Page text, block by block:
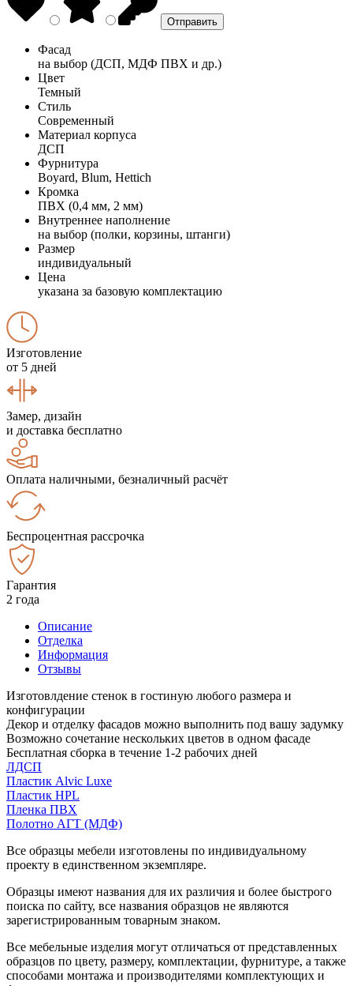
Фасад
на выбор (ДСП, МДФ ПВХ и др.)
Цвет
Темный
Стиль
Современный
Материал корпуса
ДСП
Фурнитура
Boyard, Blum, Hettich
Кромка
ПВХ (0,4 мм, 2 мм)
Внутреннее наполнение
на выбор (полки, корзины, штанги)
Размер
индивидуальный
Цена
указана за базовую комплектацию
Изготовление
от 5 дней
Замер, дизайн
и доставка бесплатно
Оплата наличными, безналичный расчёт
Беспроцентная рассрочка
Гарантия
2 года
Описание
Отделка
Информация
Отзывы
Изготовлдение стенок в гостиную любого размера и
конфигурации
Декор и отделку фасадов можно выполнить под вашу задумку
Возможно сочетание нескольких цветов в одном фасаде
Бесплатная сборка в течение 1-2 рабочих дней
ЛДСП
Пластик Alvic Luxe
Пластик HPL
Пленка ПВХ
Полотно АГТ (МДФ)
Все образцы мебели изготовлены по индивидуальному
проекту в единственном экземпляре.
Образцы имеют названия для их различия и более быстрого
поиска по сайту, все названия образцов не являются
зарегистрированным товарным знаком.
Все мебельные изделия могут отличаться от представленных
образцов по цвету, размеру, комплектации, фурнитуре, а также
способами монтажа и производителями комплектующих и